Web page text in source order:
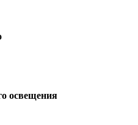
освещения